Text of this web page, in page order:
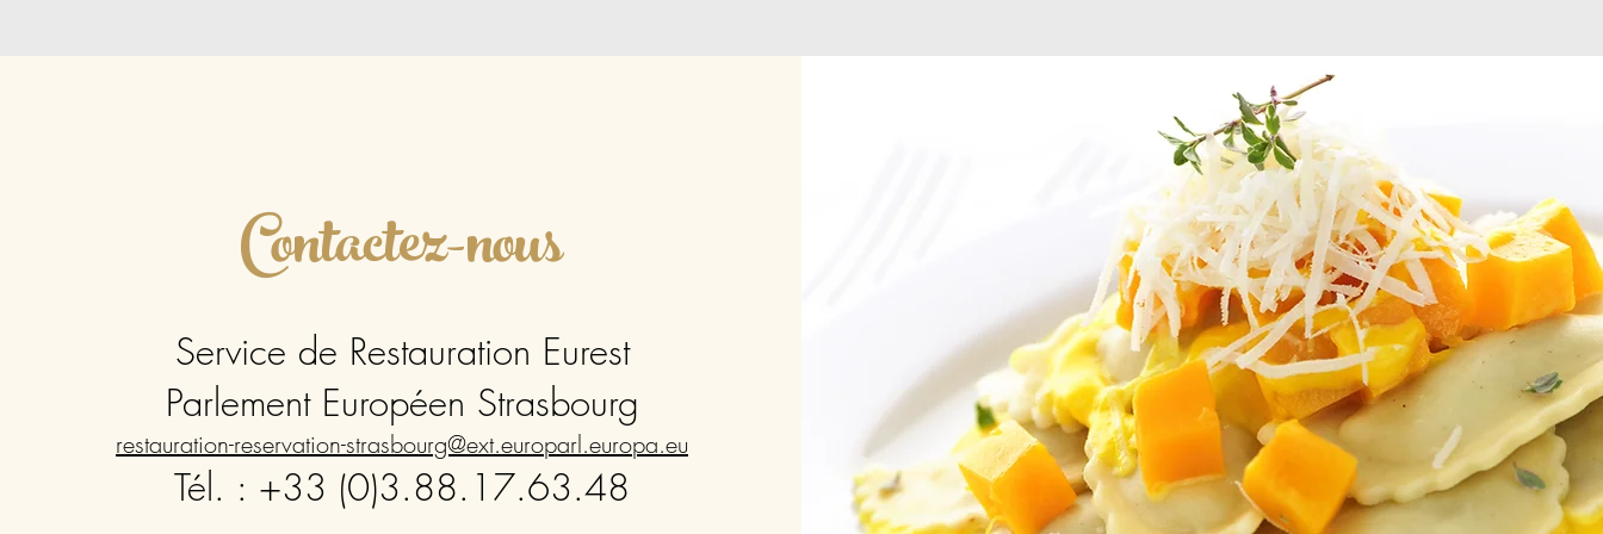
Contactez-nous
Service de Restauration Eurest
Parlement Européen Strasbourg
restauration-reservation-strasbourg@ext.europarl.europa.eu
Tél. : +33 (0)3.88.17.63.48